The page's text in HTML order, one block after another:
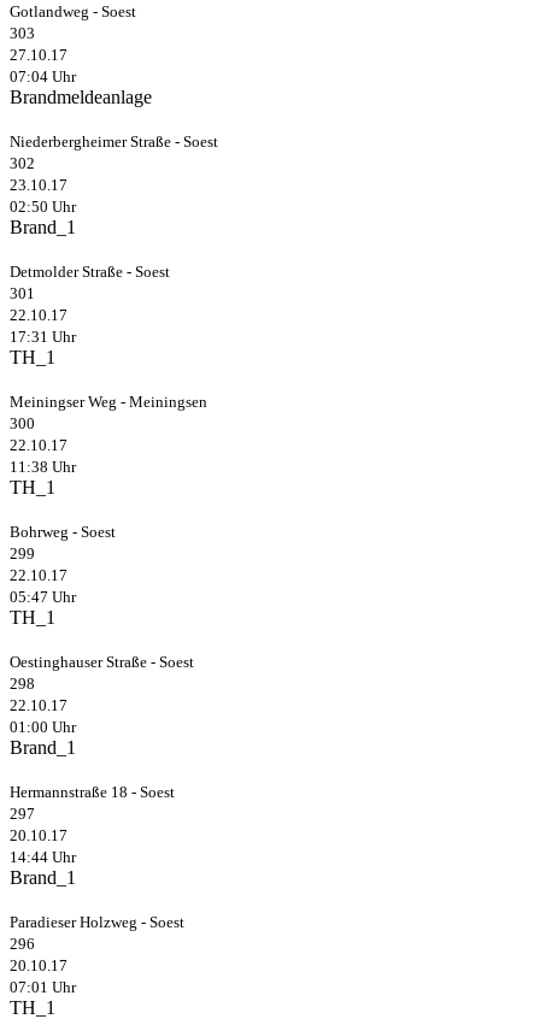
Gotlandweg - Soest
303
27.10.17
07:04 Uhr
Brandmeldeanlage
Niederbergheimer Straße - Soest
302
23.10.17
02:50 Uhr
Brand_1
Detmolder Straße - Soest
301
22.10.17
17:31 Uhr
TH_1
Meiningser Weg - Meiningsen
300
22.10.17
11:38 Uhr
TH_1
Bohrweg - Soest
299
22.10.17
05:47 Uhr
TH_1
Oestinghauser Straße - Soest
298
22.10.17
01:00 Uhr
Brand_1
Hermannstraße 18 - Soest
297
20.10.17
14:44 Uhr
Brand_1
Paradieser Holzweg - Soest
296
20.10.17
07:01 Uhr
TH_1